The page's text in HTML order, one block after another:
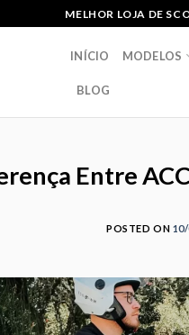
MELHOR LOJA DE
INÍCIO MODELOS
BLOG
Entre
POSTED ON